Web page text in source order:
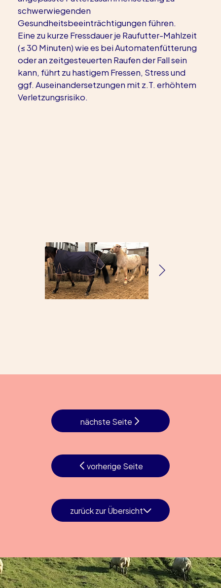
schwerwiegenden
Gesundheitsbeeinträchtigungen führen.
Eine zu kurze Fressdauer je Raufutter-Mahlzeit
(≤ 30 Minuten) wie es bei Automatenfütterung
oder an zeitgesteuerten Raufen der Fall sein
kann, führt zu hastigem Fressen, Stress und
ggf. Auseinandersetzungen mit z.T. erhöhtem
Verletzungsrisiko.
vorherige Seite
zurück zur Übersicht
nächste Seite